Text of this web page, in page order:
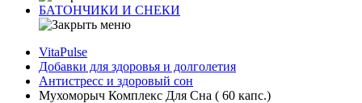
БАТОНЧИКИ И СНЕКИ
VitaPulse
Добавки для здоровья и долголетия
Антистресс и здоровый сон
Мухоморыч Комплекс Для Сна ( 60 капс.)